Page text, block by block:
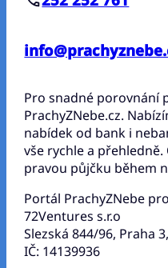
Pro snadné porovnání
PrachyZNebe.cz.
nabídek od bank i
vše rychle a
pravou půjčku během
Portál PrachyZNebe
72Ventures s.r.o
Slezská 844/96, Praha
IČ: 14139936